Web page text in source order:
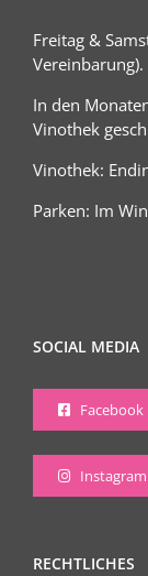
Freitag &
Vereinbarung).
In den
Vinothek
Vinothek:
Parken: Im
SOCIAL MEDIA
Facebook
Instagram
RECHTLICHES